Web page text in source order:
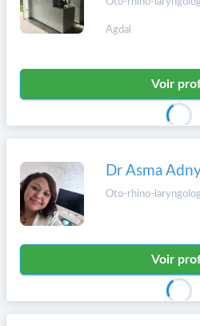
Agdal
Voir
Dr Asma
Oto-rhino-
Voir